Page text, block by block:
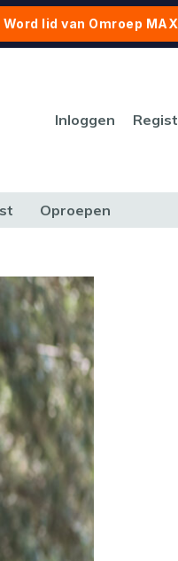
Word lid van Omroep MAX
Inloggen
Oproepen